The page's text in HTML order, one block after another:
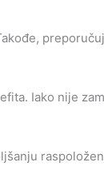
Iako nije